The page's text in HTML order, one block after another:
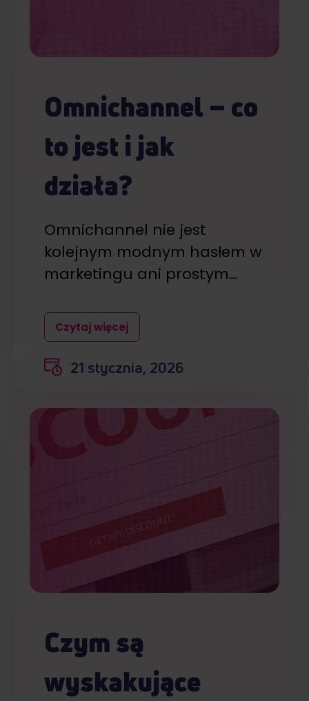
Omnichannel – co
to jest i jak
działa?
Omnichannel nie jest
kolejnym modnym hasłem w
marketingu ani prostym…
Czytaj więcej
21 stycznia, 2026
Czym są
wyskakujące